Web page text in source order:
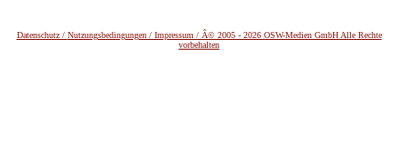
Datenschutz / Nutzungsbedingungen / Impressum / Â© 2005 - 2026 OSW-Medien GmbH Alle Rechte
vorbehalten